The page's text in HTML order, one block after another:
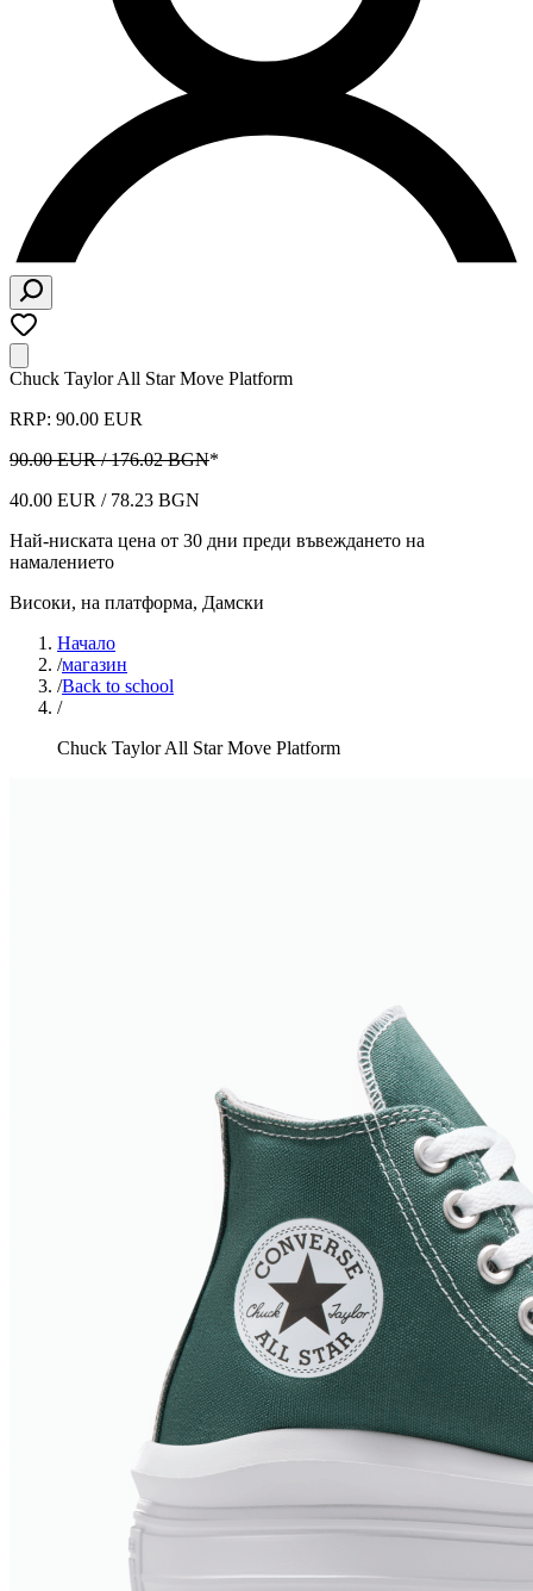
Chuck Taylor All Star Move Platform
RRP: 90.00 EUR
90.00 EUR / 176.02 BGN*
40.00 EUR / 78.23 BGN
Най-ниската цена от 30 дни преди въвеждането на
намалението
Високи, на платформа, Дамски
Начало
/магазин
/Back to school
/
Chuck Taylor All Star Move Platform